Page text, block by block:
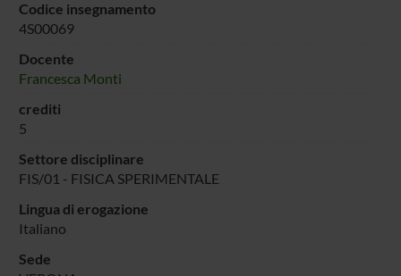
Codice insegnamento
4S00069
Docente
Francesca Monti
crediti
5
Settore disciplinare
FIS/01 - FISICA SPERIMENTALE
Lingua di erogazione
Italiano
Sede